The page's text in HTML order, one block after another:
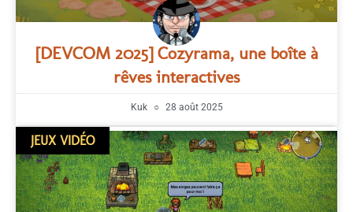
[DEVCOM 2025] Cozyrama, une boîte à
rêves interactives
Kuk 28 août 2025
JEUX VIDÉO